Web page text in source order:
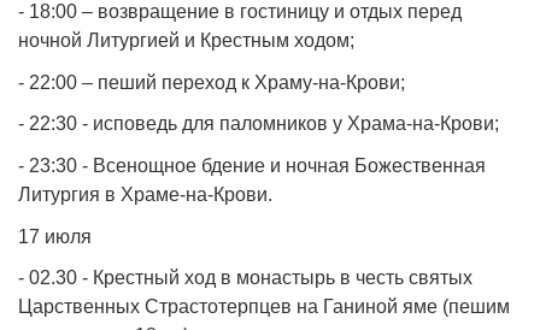
- 18:00 – возвращение в гостиницу и отдых перед
ночной Литургией и Крестным ходом;
- 22:00 – пеший переход к Храму-на-Крови;
- 22:30 - исповедь для паломников у Храма-на-Крови;
- 23:30 - Всенощное бдение и ночная Божественная
Литургия в Храме-на-Крови.
17 июля
- 02.30 - Крестный ход в монастырь в честь святых
Царственных Страстотерпцев на Ганиной яме (пешим